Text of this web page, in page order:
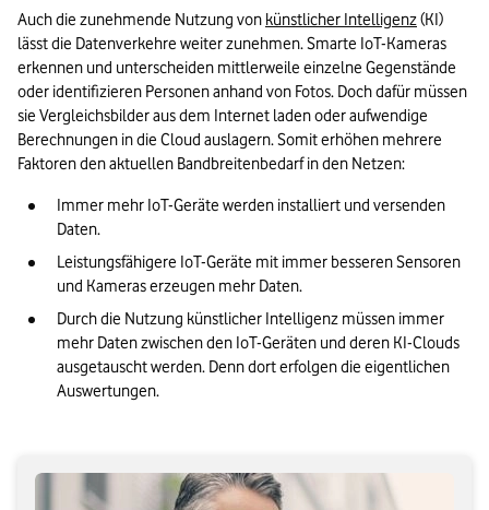
Auch die zunehmende Nutzung von künstlicher Intelligenz (KI)
lässt die Datenverkehre weiter zunehmen. Smarte IoT-Kameras
erkennen und unterscheiden mittlerweile einzelne Gegenstände
oder identifizieren Personen anhand von Fotos. Doch dafür müssen
sie Vergleichsbilder aus dem Internet laden oder aufwendige
Berechnungen in die Cloud auslagern. Somit erhöhen mehrere
Faktoren den aktuellen Bandbreitenbedarf in den Netzen:
Immer mehr IoT-Geräte werden installiert und versenden
Daten.
Leistungsfähigere IoT-Geräte mit immer besseren Sensoren
und Kameras erzeugen mehr Daten.
Durch die Nutzung künstlicher Intelligenz müssen immer
mehr Daten zwischen den IoT-Geräten und deren KI-Clouds
ausgetauscht werden. Denn dort erfolgen die eigentlichen
Auswertungen.